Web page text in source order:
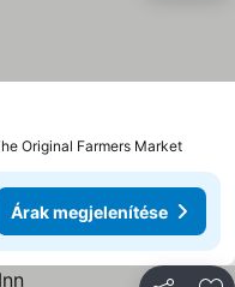
Original Farmers Market
Árak megjelenítése